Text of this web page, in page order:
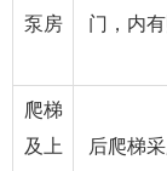
泵房
门，内
爬梯
及上
后爬梯